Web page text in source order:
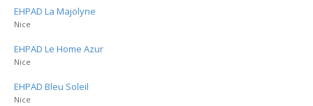
EHPAD La Majolyne
Nice
EHPAD Le Home Azur
Nice
EHPAD Bleu Soleil
Nice